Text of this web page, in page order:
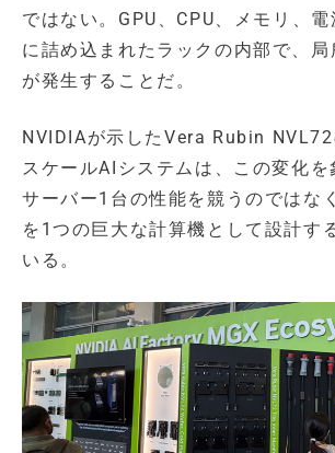
ではない。GPU、CPU、メモリ、
に詰め込まれたラックの内部で、
が発生することだ。
NVIDIAが示したVera Rubin NVL72
スケールAIシステムは、この変化を
サーバー1台の性能を競うのではな
を1つの巨大な計算機として設計す
いる。